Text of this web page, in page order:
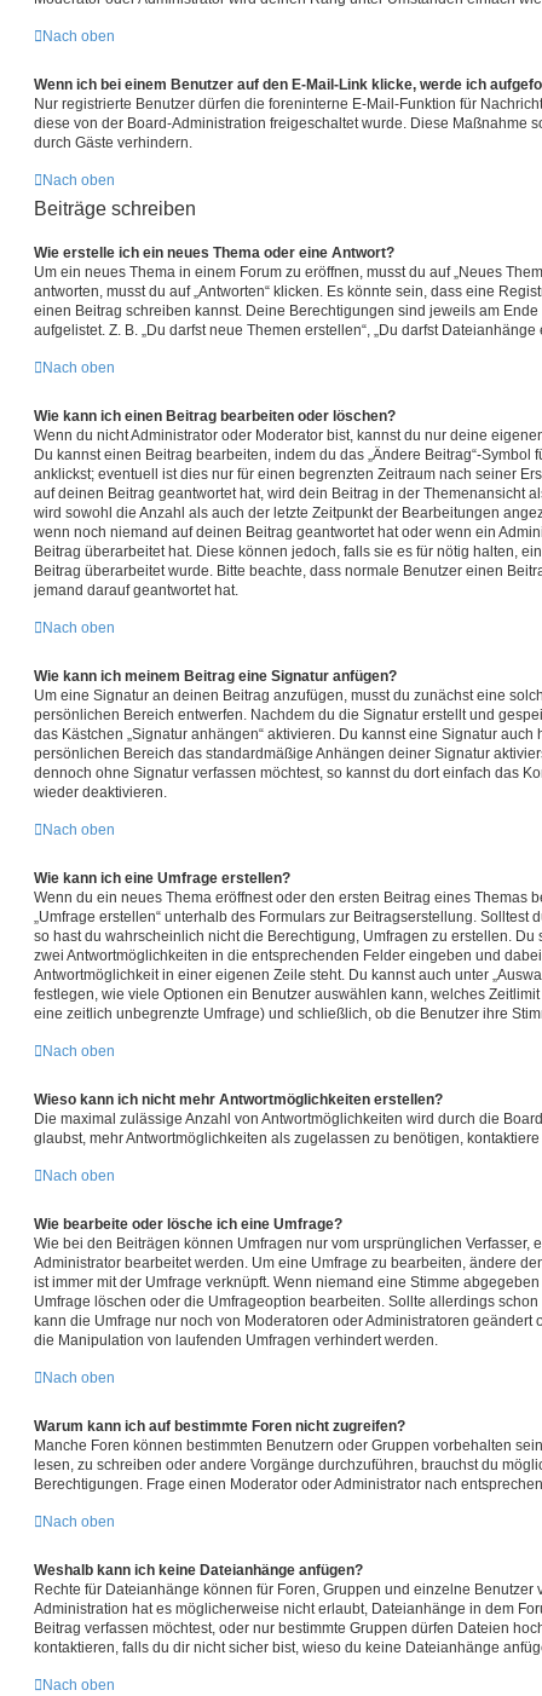
Nach oben
Wenn ich bei einem Benutzer auf den E-Mail-Link klicke, werde ich
Nur registrierte Benutzer dürfen die foreninterne E-Mail-Funktion für
diese von der Board-Administration freigeschaltet wurde. Diese Maßnahme
durch Gäste verhindern.
Nach oben
Beiträge schreiben
Wie erstelle ich ein neues Thema oder eine Antwort?
Um ein neues Thema in einem Forum zu eröffnen, musst du auf „Neues
antworten, musst du auf „Antworten“ klicken. Es könnte sein, dass eine
einen Beitrag schreiben kannst. Deine Berechtigungen sind jeweils am
aufgelistet. Z. B. „Du darfst neue Themen erstellen“, „Du darfst Dateianhänge
Nach oben
Wie kann ich einen Beitrag bearbeiten oder löschen?
Wenn du nicht Administrator oder Moderator bist, kannst du nur deine
Du kannst einen Beitrag bearbeiten, indem du das „Ändere Beitrag“-Symbol
anklickst; eventuell ist dies nur für einen begrenzten Zeitraum nach seiner
auf deinen Beitrag geantwortet hat, wird dein Beitrag in der Themenansicht
wird sowohl die Anzahl als auch der letzte Zeitpunkt der Bearbeitungen
wenn noch niemand auf deinen Beitrag geantwortet hat oder wenn ein
Beitrag überarbeitet hat. Diese können jedoch, falls sie es für nötig halten,
Beitrag überarbeitet wurde. Bitte beachte, dass normale Benutzer einen
jemand darauf geantwortet hat.
Nach oben
Wie kann ich meinem Beitrag eine Signatur anfügen?
Um eine Signatur an deinen Beitrag anzufügen, musst du zunächst eine
persönlichen Bereich entwerfen. Nachdem du die Signatur erstellt und
das Kästchen „Signatur anhängen“ aktivieren. Du kannst eine Signatur
persönlichen Bereich das standardmäßige Anhängen deiner Signatur
dennoch ohne Signatur verfassen möchtest, so kannst du dort einfach das
wieder deaktivieren.
Nach oben
Wie kann ich eine Umfrage erstellen?
Wenn du ein neues Thema eröffnest oder den ersten Beitrag eines Themas
„Umfrage erstellen“ unterhalb des Formulars zur Beitragserstellung.
so hast du wahrscheinlich nicht die Berechtigung, Umfragen zu erstellen.
zwei Antwortmöglichkeiten in die entsprechenden Felder eingeben und
Antwortmöglichkeit in einer eigenen Zeile steht. Du kannst auch unter
festlegen, wie viele Optionen ein Benutzer auswählen kann, welches
eine zeitlich unbegrenzte Umfrage) und schließlich, ob die Benutzer ihre
Nach oben
Wieso kann ich nicht mehr Antwortmöglichkeiten erstellen?
Die maximal zulässige Anzahl von Antwortmöglichkeiten wird durch die
glaubst, mehr Antwortmöglichkeiten als zugelassen zu benötigen,
Nach oben
Wie bearbeite oder lösche ich eine Umfrage?
Wie bei den Beiträgen können Umfragen nur vom ursprünglichen Verfasser,
Administrator bearbeitet werden. Um eine Umfrage zu bearbeiten, ändere
ist immer mit der Umfrage verknüpft. Wenn niemand eine Stimme
Umfrage löschen oder die Umfrageoption bearbeiten. Sollte allerdings
kann die Umfrage nur noch von Moderatoren oder Administratoren geändert
die Manipulation von laufenden Umfragen verhindert werden.
Nach oben
Warum kann ich auf bestimmte Foren nicht zugreifen?
Manche Foren können bestimmten Benutzern oder Gruppen vorbehalten
lesen, zu schreiben oder andere Vorgänge durchzuführen, brauchst du
Berechtigungen. Frage einen Moderator oder Administrator nach
Nach oben
Weshalb kann ich keine Dateianhänge anfügen?
Rechte für Dateianhänge können für Foren, Gruppen und einzelne Benutzer
Administration hat es möglicherweise nicht erlaubt, Dateianhänge in dem
Beitrag verfassen möchtest, oder nur bestimmte Gruppen dürfen Dateien
kontaktieren, falls du dir nicht sicher bist, wieso du keine Dateianhänge
Nach oben